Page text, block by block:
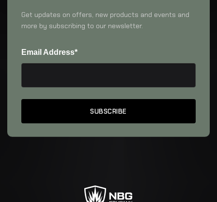
Get updates on offers, new products and events and
more by subscribing to our newsletter.
Email Address*